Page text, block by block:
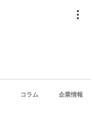
コラム 企業情報